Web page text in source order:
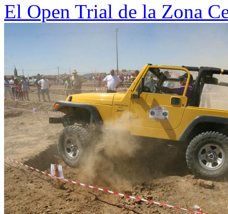
El Open Trial de la Zona